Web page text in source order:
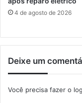
t
o
4 de agosto de 2026
Deixe um
Você precisa fazer o